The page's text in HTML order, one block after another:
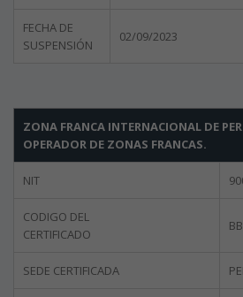
FECHA DE
SUSPENSIÓN
02/09/2023
ZONA FRANCA INTERNACIONAL DE
OPERADOR DE ZONAS FRANCAS.
NIT
CODIGO DEL
CERTIFICADO
SEDE CERTIFICADA